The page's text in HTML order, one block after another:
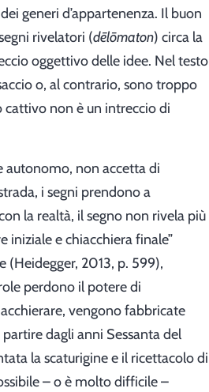
generi d’appartenenza. Il buon
rivelatori (dēlōmaton) circa la
oggettivo delle idee. Nel testo
o, al contrario, sono troppo
cattivo non è un intreccio di
autonomo, non accetta di
i segni prendono a
la realtà, il segno non rivela più
iniziale e chiacchiera finale”
2013, p. 599),
perdono il potere di
vengono fabbricate
dagli anni Sessanta del
la scaturigine e il ricettacolo di
– o è molto difficile –